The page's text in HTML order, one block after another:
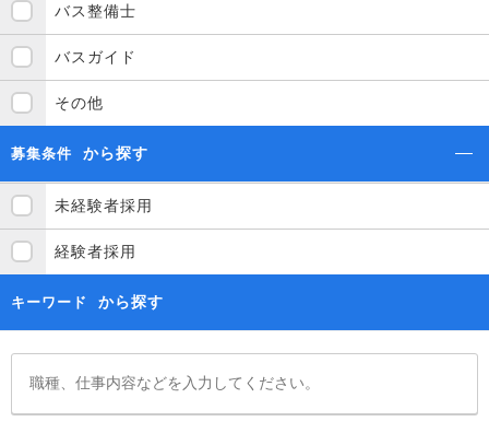
バス整備士
バスガイド
その他
募集条件 から探す
未経験者採用
経験者採用
キーワード から探す